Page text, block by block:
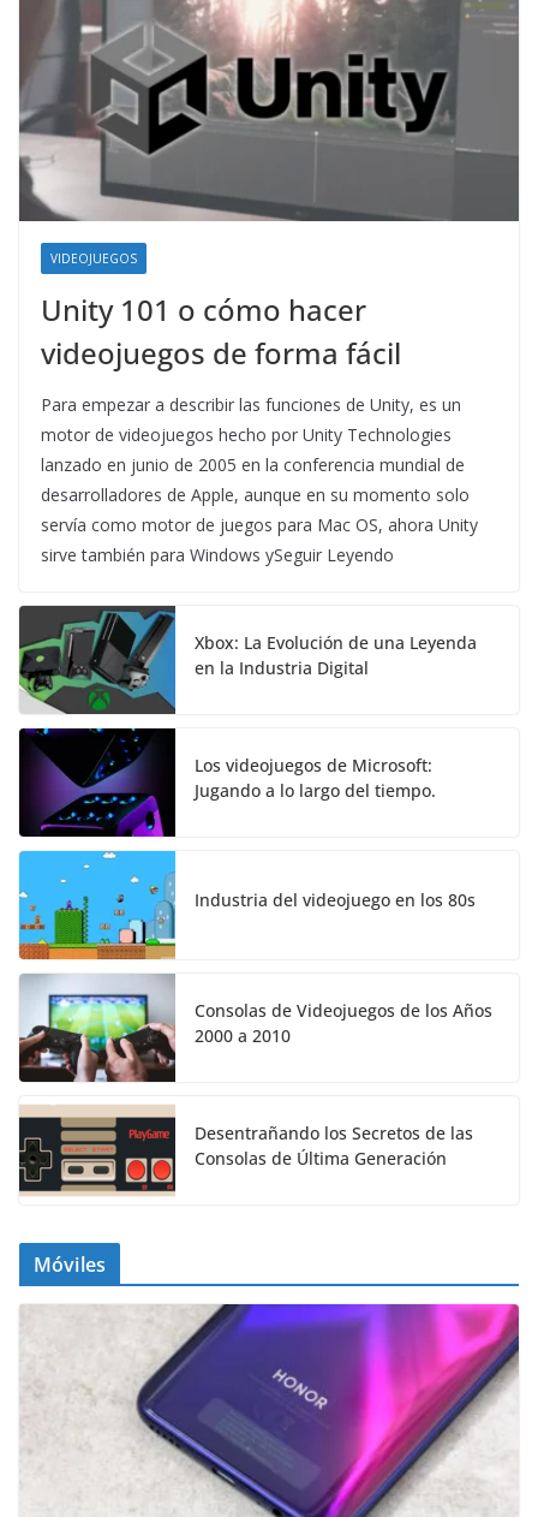
VIDEOJUEGOS
Unity 101 o cómo hacer
videojuegos de forma fácil
Para empezar a describir las funciones de Unity, es un
motor de videojuegos hecho por Unity Technologies
lanzado en junio de 2005 en la conferencia mundial de
desarrolladores de Apple, aunque en su momento solo
servía como motor de juegos para Mac OS, ahora Unity
sirve también para Windows ySeguir Leyendo
Xbox: La Evolución de una Leyenda
en la Industria Digital
Los videojuegos de Microsoft:
Jugando a lo largo del tiempo.
Industria del videojuego en los 80s
Consolas de Videojuegos de los Años
2000 a 2010
Desentrañando los Secretos de las
Consolas de Última Generación
Móviles